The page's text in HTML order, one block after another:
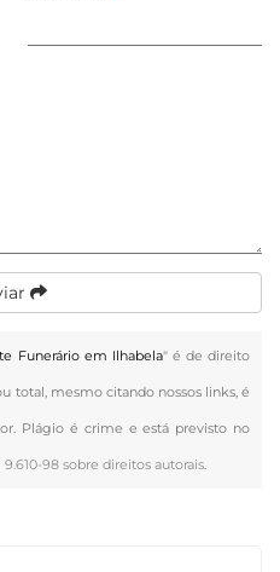
Funerário em Ilhabela" é de direito
total, mesmo citando nossos links, é
Plágio é crime e está previsto no
9.610-98 sobre direitos autorais.